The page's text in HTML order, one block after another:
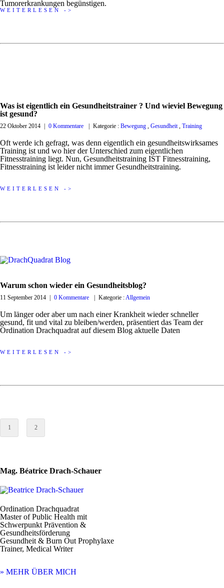
Tumorerkrankungen begünstigen.
WEITERLESEN ->
Was ist eigentlich ein Gesundheitstrainer ? Und wieviel Bewegung
ist gesund?
22 Oktober 2014 0 Kommentare Kategorie : Bewegung , Gesundheit, Training
Oft werde ich gefragt, was denn eigentlich ein gesundheitswirksames
Training ist und wo hier der Unterschied zum eigentlichen
Fitnesstraining liegt. Nun, Gesundheitstraining IST Fitnesstraining,
Fitnesstraining ist leider nicht immer Gesundheitstraining.
WEITERLESEN ->
Warum schon wieder ein Gesundheitsblog?
11 September 2014 | 0 Kommentare | Kategorie : Allgemein
Um länger oder aber um nach einer Krankheit wieder schneller
gesund, fit und vital zu bleiben/werden, präsentiert das Team der
Ordination Drachquadrat auf diesem Blog aktuelle Daten
WEITERLESEN ->
1 2
Mag. Béatrice Drach-Schauer
Ordination Drachquadrat
Master of Public Health mit
Schwerpunkt Prävention &
Gesundheitsförderung
Gesundheit & Burn Out Prophylaxe
Trainer, Medical Writer
» MEHR ÜBER MICH